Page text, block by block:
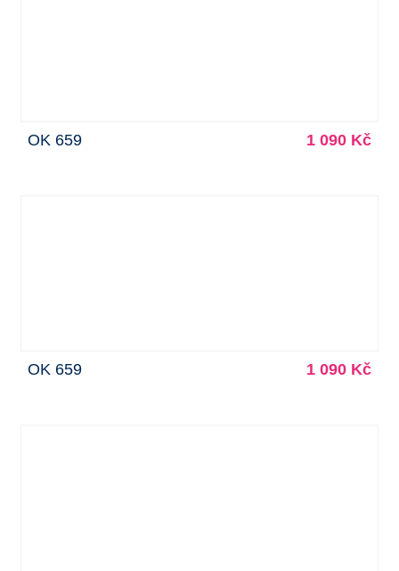
OK 659 1 090 Kč
OK 659 1 090 Kč